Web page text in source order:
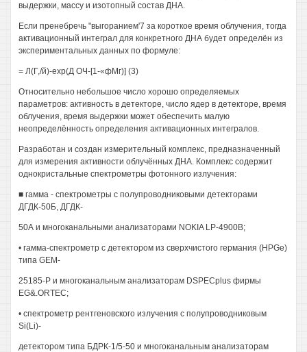
выдержки, массу и изотопный состав ДНА.
Если пренебречь "выгоранием'7 за короткое время облучения, тогда
активационный интеграл для конкретного ДНА будет определён из
экспериментальных данных по формуле:
= Л(Г,/й)-ехр(Д ОЧ-[1-«фМг)] (3)
Относительно небольшое число хорошо определяемых
параметров: активность в детекторе, число ядер в детекторе, время
облучения, время выдержки может обеспечить малую
неопределённость определения активационных интегралов.
Разработан и создан измерительный комплекс, предназначенный
для измерения активности облучённых ДНА. Комплекс содержит
однокристальные спектрометры фотонного излучения:
■ гамма - спектрометры с полупроводниковыми детекторами
ДГДК-50Б, ДГДК-
50А и многоканальными анализаторами NOKIA LP-4900B;
• гамма-спектрометр с детектором из сверхчистого германия (HPGe)
типа GEM-
25185-Р и многоканальным анализаторам DSPECplus фирмы
EG&.ORTEC;
• спектрометр рентгеновского излучения с полупроводниковым
Si(Li)-
детектором типа БДРК-1/5-50 и многоканальным анализаторам